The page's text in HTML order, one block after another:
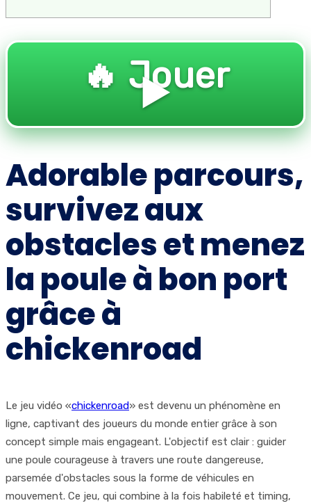
🔥 Jouer
▶️
Adorable parcours,
survivez aux
obstacles et menez
la poule à bon port
grâce à
chickenroad
Le jeu vidéo «chickenroad» est devenu un phénomène en
ligne, captivant des joueurs du monde entier grâce à son
concept simple mais engageant. L'objectif est clair : guider
une poule courageuse à travers une route dangereuse,
parsemée d'obstacles sous la forme de véhicules en
mouvement. Ce jeu, qui combine à la fois habileté et timing,